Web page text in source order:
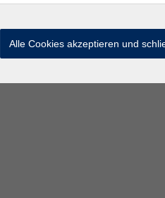
Alle Cookies akzeptieren und